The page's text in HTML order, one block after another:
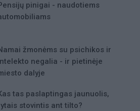
pinigai - naudotiems
žmonėms su psichikos ir
negalia - ir pietinėje
dalyje
tas paslaptingas jaunuolis,
stovintis ant tilto?